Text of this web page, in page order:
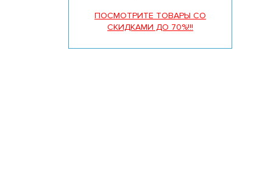
ПОСМОТРИТЕ ТОВАРЫ СО
СКИДКАМИ ДО 70%!!!